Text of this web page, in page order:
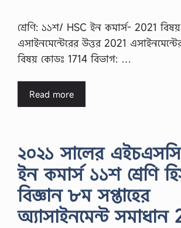
শ্রেণি: ১১শ/ HSC ইন কমার্স- 2021
এসাইনমেন্টেরের উত্তর 2021
বিষয় কোডঃ 1714 বিভাগ: …
Read more
২০২১ সালের এইচএসসি
ইন কমার্স ১১শ শ্রেণি
বিজ্ঞান ৮ম সপ্তাহের
অ্যাসাইনমেন্ট সমাধান